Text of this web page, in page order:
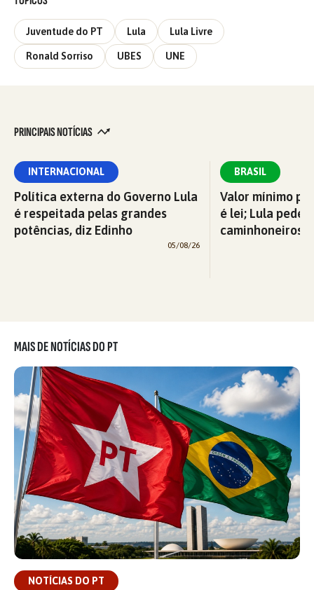
Juventude do PT Lula Lula Livre
Ronald Sorriso UBES UNE
PRINCIPAIS NOTÍCIAS
INTERNACIONAL
Política externa do Governo Lula
é respeitada pelas grandes
potências, diz Edinho
05/08/26
BRASIL
Valor mínimo
é lei; Lula pede
caminhoneiros
MAIS DE NOTÍCIAS DO PT
NOTÍCIAS DO PT